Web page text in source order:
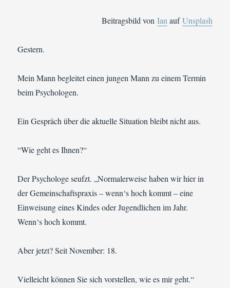
Beitragsbild von Ian aufUnsplash
Gestern.
Mein Mann begleitet einen jungen Mann zu einem Termin
beim Psychologen.
Ein Gespräch über die aktuelle Situation bleibt nicht aus.
“Wie geht es Ihnen?“
Der Psychologe seufzt. „Normalerweise haben wir hier in
der Gemeinschaftspraxis – wenn‘s hoch kommt – eine
Einweisung eines Kindes oder Jugendlichen im Jahr.
Wenn‘s hoch kommt.
Aber jetzt? Seit November: 18.
Vielleicht können Sie sich vorstellen, wie es mir geht.“